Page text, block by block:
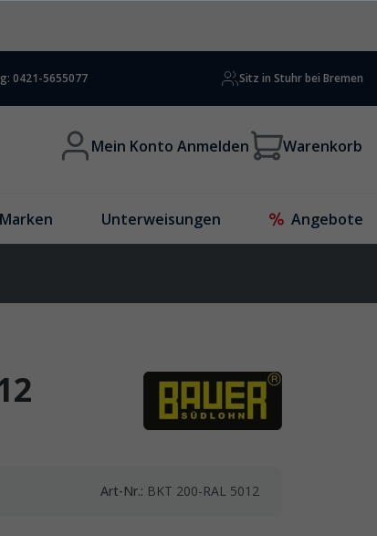
0421-5655077 Sitz in Stuhr bei Bremen
Mein Konto Anmelden Warenkorb
Marken Unterweisungen Angebote
Art-Nr.: BKT 200-RAL 5012